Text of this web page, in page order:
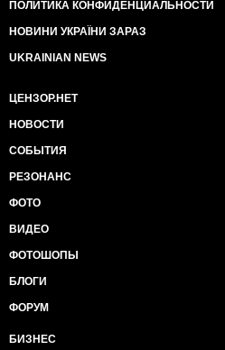
ПОЛИТИКА КОНФИДЕНЦИАЛЬНОСТИ
НОВИНИ УКРАЇНИ ЗАРАЗ
UKRAINIAN NEWS
ЦЕНЗОР.НЕТ
НОВОСТИ
СОБЫТИЯ
РЕЗОНАНС
ФОТО
ВИДЕО
ФОТОШОПЫ
БЛОГИ
ФОРУМ
БИЗНЕС